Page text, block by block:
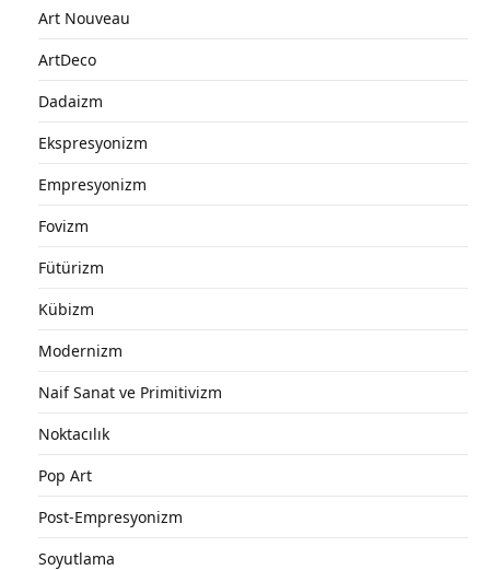
Art Nouveau
ArtDeco
Dadaizm
Ekspresyonizm
Empresyonizm
Fovizm
Fütürizm
Kübizm
Modernizm
Naif Sanat ve Primitivizm
Noktacılık
Pop Art
Post-Empresyonizm
Soyutlama